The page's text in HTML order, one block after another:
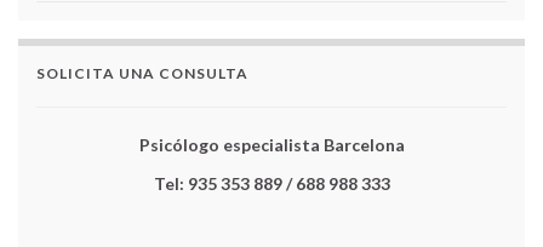
SOLICITA UNA CONSULTA
Psicólogo especialista Barcelona
Tel: 935 353 889 / 688 988 333